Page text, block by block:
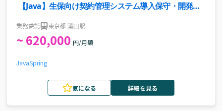
【Java】生保向け契約管理システム導入保守・開発案
業務委託 東京都 蒲田駅
~ 620,000 円/月額
JavaSpring
気になる 詳細を見る